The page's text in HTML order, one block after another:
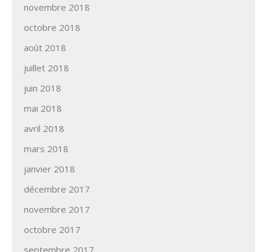
novembre 2018
octobre 2018
août 2018
juillet 2018
juin 2018
mai 2018
avril 2018
mars 2018
janvier 2018
décembre 2017
novembre 2017
octobre 2017
septembre 2017